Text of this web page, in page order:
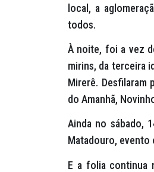
local, a
todos.
À noite, foi a vez
mirins, da terceira
Mirerê. Desfilaram
do Amanhã,
Ainda no sábado,
Matadouro, evento
E a folia continua